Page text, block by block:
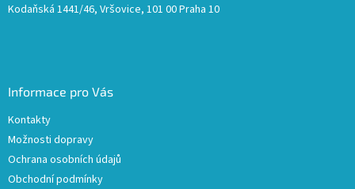
Kodaňská 1441/46, Vršovice, 101 00 Praha 10
Informace pro Vás
Kontakty
Možnosti dopravy
Ochrana osobních údajů
Obchodní podmínky